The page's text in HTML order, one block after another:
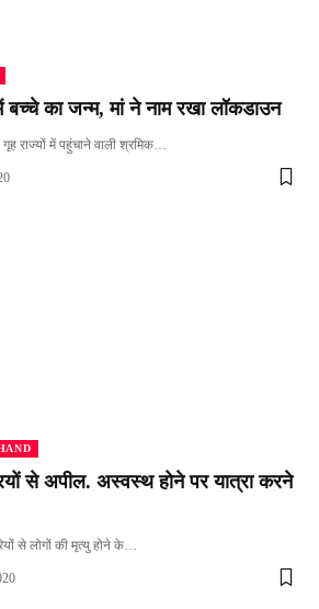
का जन्म, मां ने नाम रखा लॉकडाउन
राज्यों में पहुंचाने वाली श्रमिक…
से अपील. अस्वस्थ होने पर यात्रा करने
से लोगों की मृत्यु होने के…